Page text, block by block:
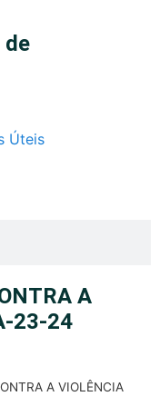
de
Úteis
A
23-24
A VIOLÊNCIA